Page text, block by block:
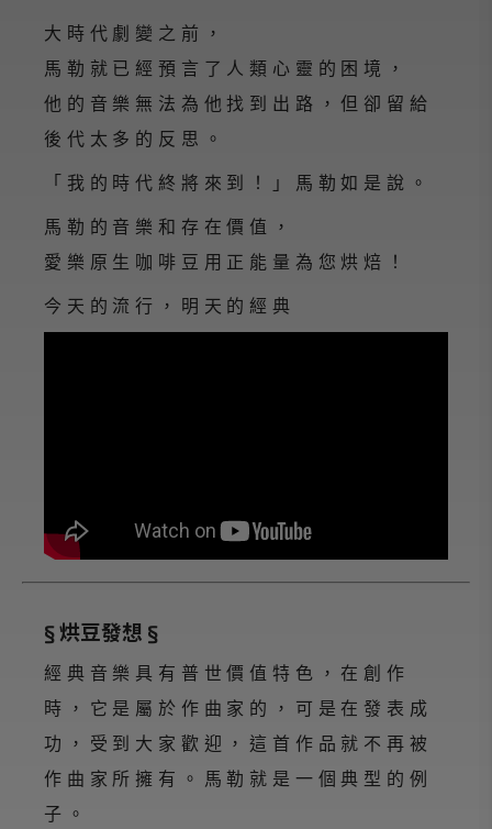
大時代劇變之前，
馬勒就已經預言了人類心靈的困境，
他的音樂無法為他找到出路，但卻留給
後代太多的反思。
「我的時代終將來到！」馬勒如是說。
馬勒的音樂和存在價值，
愛樂原生咖啡豆用正能量為您烘焙！
今天的流行，明天的經典
§ 烘豆發想 §
經典音樂具有普世價值特色，在創作
時，它是屬於作曲家的，可是在發表成
功，受到大家歡迎，這首作品就不再被
作曲家所擁有。馬勒就是一個典型的例
子。